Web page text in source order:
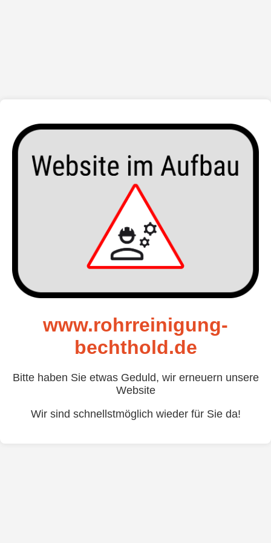
www.rohrreinigung-
bechthold.de
Bitte haben Sie etwas Geduld, wir erneuern unsere
Website
Wir sind schnellstmöglich wieder für Sie da!